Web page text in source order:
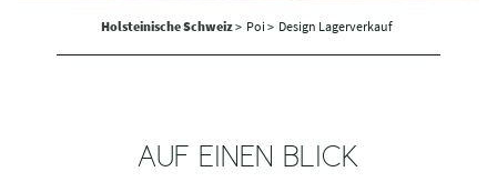
Holsteinische Schweiz> Poi > Design Lagerverkauf
AUF EINEN BLICK